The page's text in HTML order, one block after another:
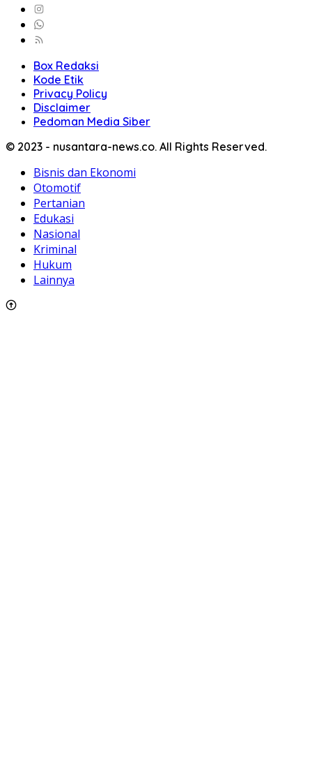
Box Redaksi
Kode Etik
Privacy Policy
Disclaimer
Pedoman Media Siber
© 2023 - nusantara-news.co. All Rights Reserved.
Bisnis dan Ekonomi
Otomotif
Pertanian
Edukasi
Nasional
Kriminal
Hukum
Lainnya